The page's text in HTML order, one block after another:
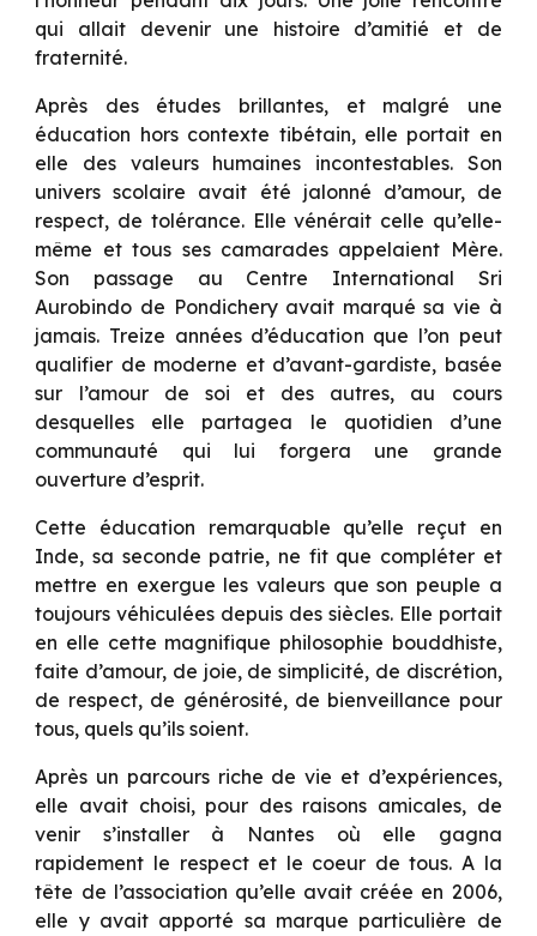
qui allait devenir une histoire d’amitié et de
fraternité.
Après des études brillantes, et malgré une
éducation hors contexte tibétain, elle portait en
elle des valeurs humaines incontestables. Son
univers scolaire avait été jalonné d’amour, de
respect, de tolérance. Elle vénérait celle qu’elle-
même et tous ses camarades appelaient Mère.
Son passage au Centre International Sri
Aurobindo de Pondichery avait marqué sa vie à
jamais. Treize années d’éducation que l’on peut
qualifier de moderne et d’avant-gardiste, basée
sur l’amour de soi et des autres, au cours
desquelles elle partagea le quotidien d’une
communauté qui lui forgera une grande
ouverture d’esprit.
Cette éducation remarquable qu’elle reçut en
Inde, sa seconde patrie, ne fit que compléter et
mettre en exergue les valeurs que son peuple a
toujours véhiculées depuis des siècles. Elle portait
en elle cette magnifique philosophie bouddhiste,
faite d’amour, de joie, de simplicité, de discrétion,
de respect, de générosité, de bienveillance pour
tous, quels qu’ils soient.
Après un parcours riche de vie et d’expériences,
elle avait choisi, pour des raisons amicales, de
venir s’installer à Nantes où elle gagna
rapidement le respect et le coeur de tous. A la
tête de l’association qu’elle avait créée en 2006,
elle y avait apporté sa marque particulière de